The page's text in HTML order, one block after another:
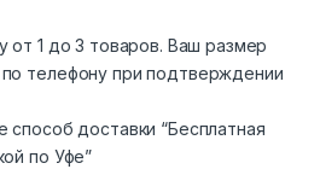
от 1 до 3 товаров. Ваш размер
телефону при подтверждении
способ доставки “Бесплатная
по Уфе”